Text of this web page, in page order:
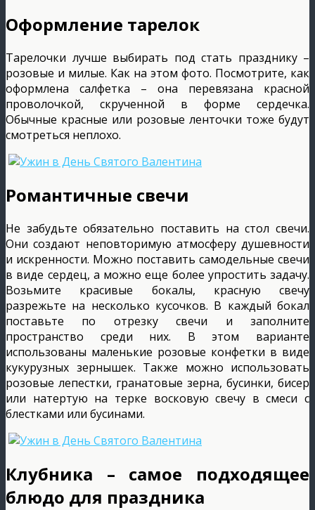
Оформление тарелок
Тарелочки лучше выбирать под стать празднику –
розовые и милые. Как на этом фото. Посмотрите, как
оформлена салфетка – она перевязана красной
проволочкой, скрученной в форме сердечка.
Обычные красные или розовые ленточки тоже будут
смотреться неплохо.
Романтичные свечи
Не забудьте обязательно поставить на стол свечи.
Они создают неповторимую атмосферу душевности
и искренности. Можно поставить самодельные свечи
в виде сердец, а можно еще более упростить задачу.
Возьмите красивые бокалы, красную свечу
разрежьте на несколько кусочков. В каждый бокал
поставьте по отрезку свечи и заполните
пространство среди них. В этом варианте
использованы маленькие розовые конфетки в виде
кукурузных зернышек. Также можно использовать
розовые лепестки, гранатовые зерна, бусинки, бисер
или натертую на терке восковую свечу в смеси с
блестками или бусинами.
Клубника – самое подходящее
блюдо для праздника